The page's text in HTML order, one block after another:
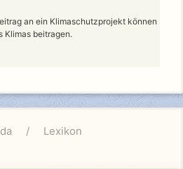
an ein Klimaschutzprojekt können
Klimas beitragen.
Lexikon